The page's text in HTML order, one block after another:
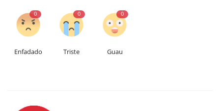
0
Enfadado
0
Triste
0
Guau